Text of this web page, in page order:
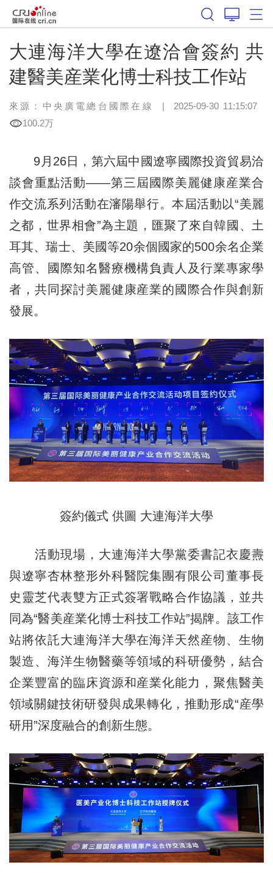
大連海洋大學在遼洽會簽約 共
建醫美産業化博士科技工作站
來源：中央廣電總台國際在線 | 2025-09-30 11:15:07
100.2万
9月26日，第六屆中國遼寧國際投資貿易洽
談會重點活動——第三屆國際美麗健康産業合
作交流系列活動在瀋陽舉行。本屆活動以“美麗
之都，世界相會”為主題，匯聚了來自韓國、土
耳其、瑞士、美國等20余個國家的500余名企業
高管、國際知名醫療機構負責人及行業專家學
者，共同探討美麗健康産業的國際合作與創新
發展。
簽約儀式 供圖 大連海洋大學
活動現場，大連海洋大學黨委書記衣慶燾
與遼寧杏林整形外科醫院集團有限公司董事長
史靈芝代表雙方正式簽署戰略合作協議，並共
同為“醫美産業化博士科技工作站”揭牌。該工作
站將依託大連海洋大學在海洋天然産物、生物
製造、海洋生物醫藥等領域的科研優勢，結合
企業豐富的臨床資源和産業化能力，聚焦醫美
領域關鍵技術研發與成果轉化，推動形成“産學
研用”深度融合的創新生態。